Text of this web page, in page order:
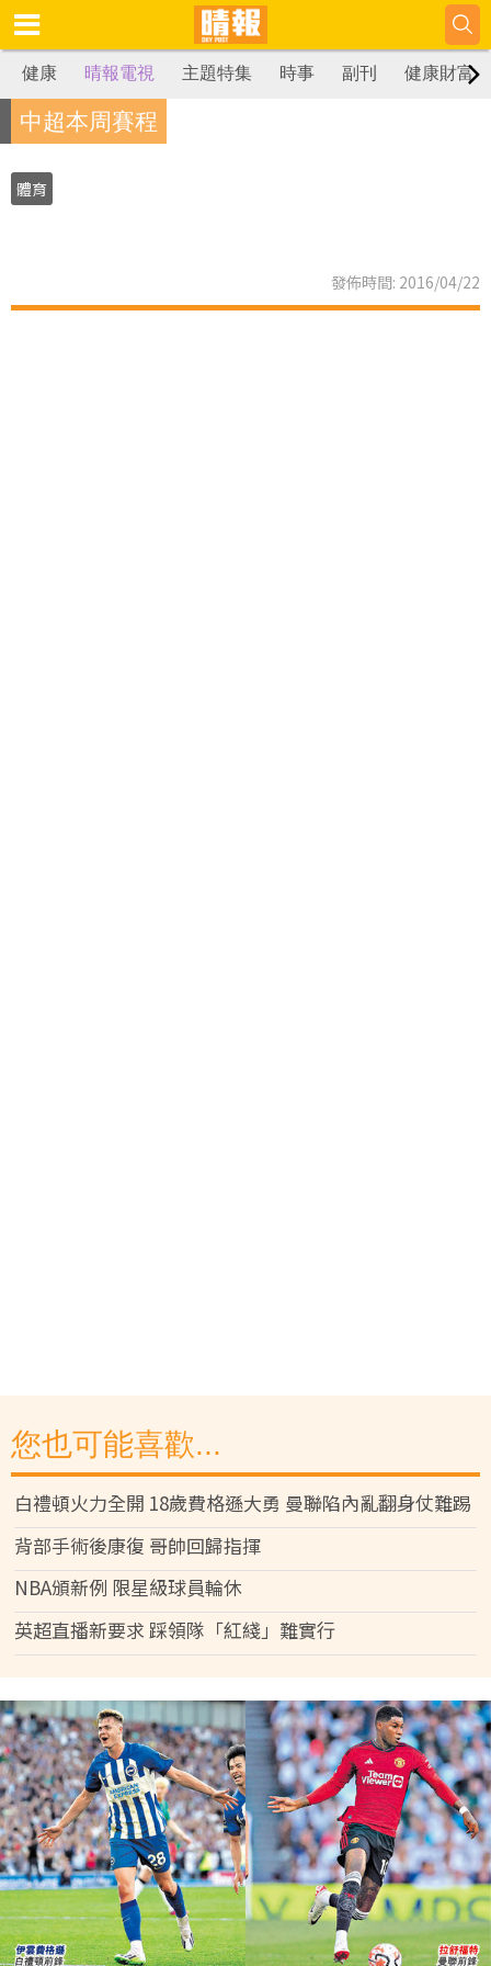
健康 晴報電視 主題特集 時事 副刊 健康財富
中超本周賽程
體育
發佈時間: 2016/04/22
您也可能喜歡...
白禮頓火力全開 18歲費格遜大勇 曼聯陷內亂翻身仗難踢
背部手術後康復 哥帥回歸指揮
NBA頒新例 限星級球員輪休
英超直播新要求 踩領隊「紅綫」難實行